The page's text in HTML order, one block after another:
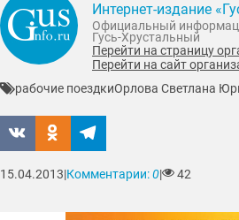
Интернет-издание
Официальный
Гусь-Хрустальный
Перейти на страницу
Перейти на сайт
рабочие поездкиОрлова Светлана
15.04.2013|Комментарии:0| 42